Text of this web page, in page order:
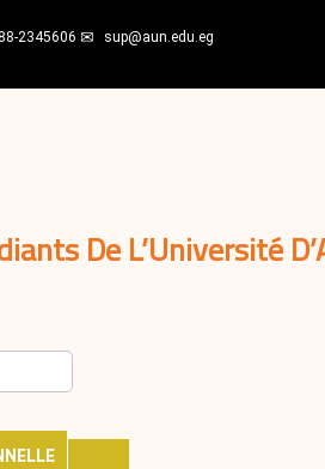
2345606 sup@aun.edu.eg
De L’Université